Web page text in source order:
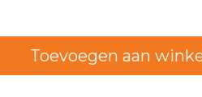
Toevoegen aan